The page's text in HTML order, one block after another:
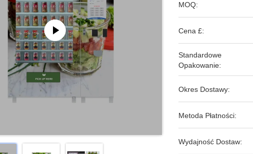
MOQ:
Cena £:
Standardowe
Opakowanie:
Okres Dostawy:
Metoda Płatności:
Wydajność Dostaw: